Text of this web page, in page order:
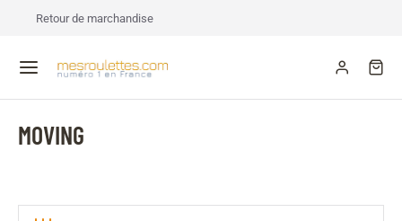
Retour de marchandise
MOVING